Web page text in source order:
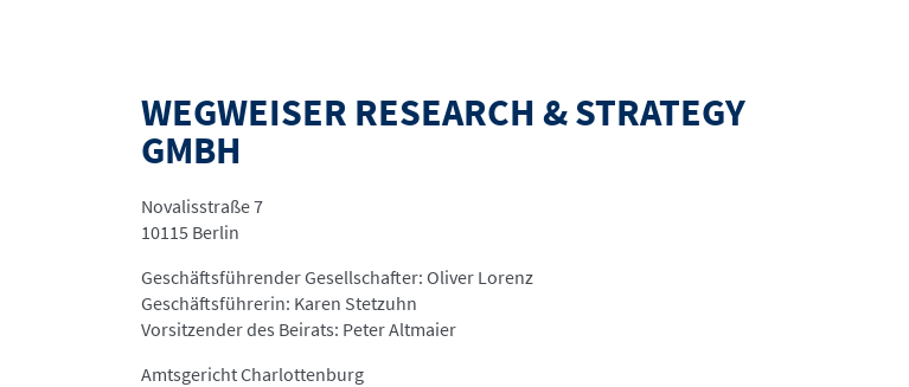
WEGWEISER RESEARCH & STRATEGY
GMBH
Novalisstraße 7
10115 Berlin
Geschäftsführender Gesellschafter: Oliver Lorenz
Geschäftsführerin: Karen Stetzuhn
Vorsitzender des Beirats: Peter Altmaier
Amtsgericht Charlottenburg